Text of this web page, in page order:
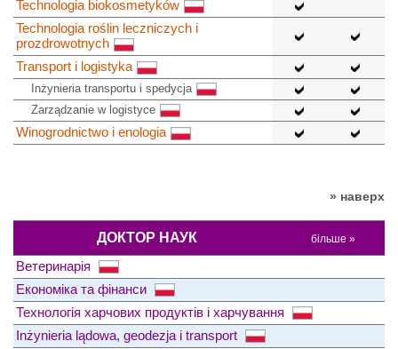
Technologia biokosmetyków
Technologia roślin leczniczych i
prozdrowotnych
Transport i logistyka
Inżynieria transportu i spedycja
Zarządzanie w logistyce
Winogrodnictwo i enologia
» наверх
ДОКТОР НАУК більше »
Ветеринарія
Економіка та фінанси
Технологія харчових продуктів і харчування
Inżynieria lądowa, geodezja i transport